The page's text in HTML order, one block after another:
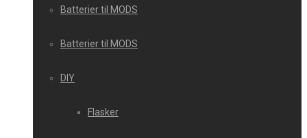
Batterier til MODS
Batterier til MODS
DIY
Flasker